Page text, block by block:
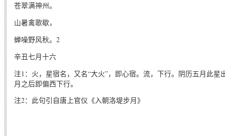
苍翠满神州。
山暑禽歌歇，
蝉噪野风秋。2
辛丑七月十六
注1：火，星宿名，又名“大火”，即心宿。流，下行。阴历五月此星
月之后即偏西下行。
注2：此句引自唐上官仪《入朝洛堤步月》